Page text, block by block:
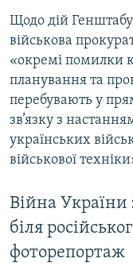
Щодо дій
військова
«окремі помилки
планування та
перебувають у
зв’язку з
українських
військової
Війна України
біля
фоторепортаж